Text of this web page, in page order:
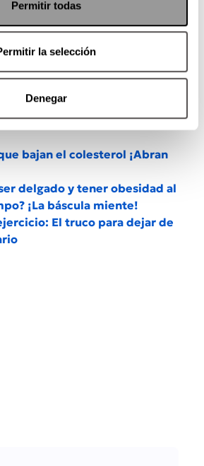
Permitir todas
la selección
Denegar
bajan el colesterol ¡Abran
delgado y tener obesidad al
¡La báscula miente!
El truco para dejar de